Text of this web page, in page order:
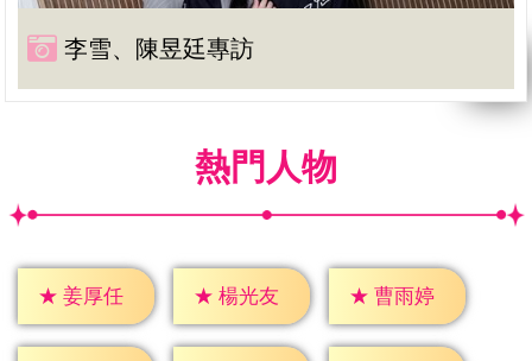
李雪、陳昱廷專訪
熱門人物
★ 姜厚任 ★ 楊光友 ★ 曹雨婷